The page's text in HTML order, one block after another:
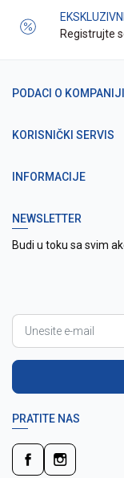
Registrujte
PODACI O KOMPANIJI
KORISNIČKI SERVIS
INFORMACIJE
NEWSLETTER
Budi u toku sa svim
PRATITE NAS